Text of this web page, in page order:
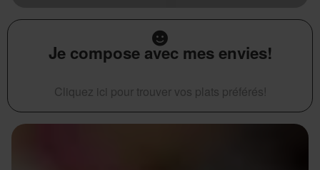
Je compose avec mes envies!
Cliquez ici pour trouver vos plats préférés!